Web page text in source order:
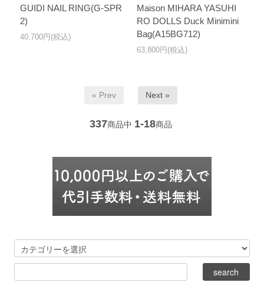
GUIDI NAIL RING(G-SPR
2)
40,700円(税込)
Maison MIHARA YASUHI
RO DOLLS Duck Minimini
Bag(A15BG712)
63,800円(税込)
« Prev Next »
337商品中 1-18商品